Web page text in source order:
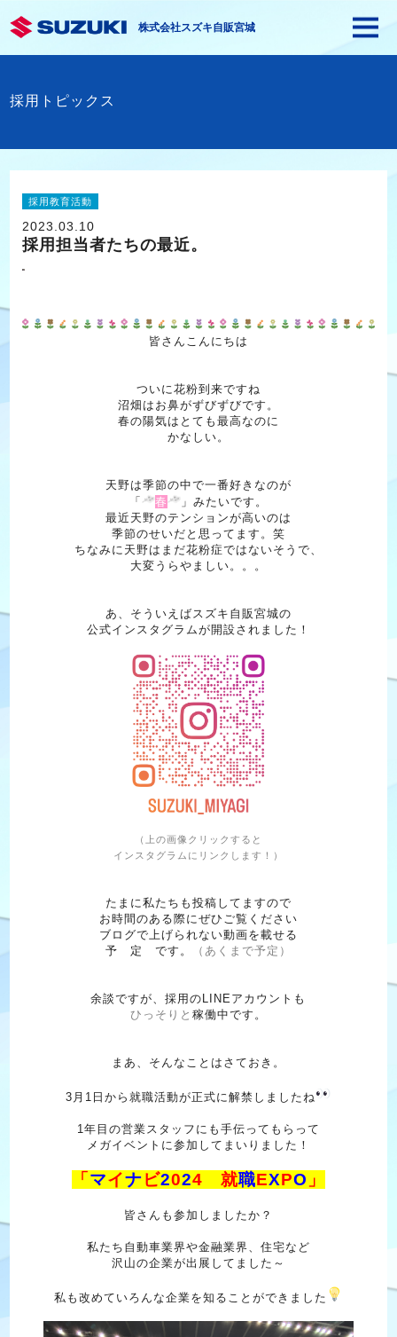
株式会社スズキ自販宮城
採用トピックス
採用教育活動
2023.03.10
採用担当者たちの最近。
皆さんこんにちは
ついに花粉到来ですね
沼畑はお鼻がずびずびです。
春の陽気はとても最高なのに
かなしい。
天野は季節の中で一番好きなのが
「
春
」みたいです。
最近天野のテンションが高いのは
季節のせいだと思ってます。笑
ちなみに天野はまだ花粉症ではないそうで、
大変うらやましい。。。
あ、そういえばスズキ自販宮城の
公式インスタグラムが開設されました！
（上の画像クリックすると
インスタグラムにリンクします！）
たまに私たちも投稿してますので
お時間のある際にぜひご覧ください
ブログで上げられない動画を載せる
予 定 です。
（あくまで予定）
余談ですが、採用のLINEアカウントも
ひっそりと 稼働中です。
まあ、そんなことはさておき。
3月1日から就職活動が正式に解禁しましたね
1年目の営業スタッフにも手伝ってもらって
メガイベントに参加してまいりました！
「マイナビ2024 就職EXPO 」
皆さんも参加しましたか？
私たち自動車業界や金融業界、住宅など
沢山の企業が出展してました～
私も改めていろんな企業を知ることができました